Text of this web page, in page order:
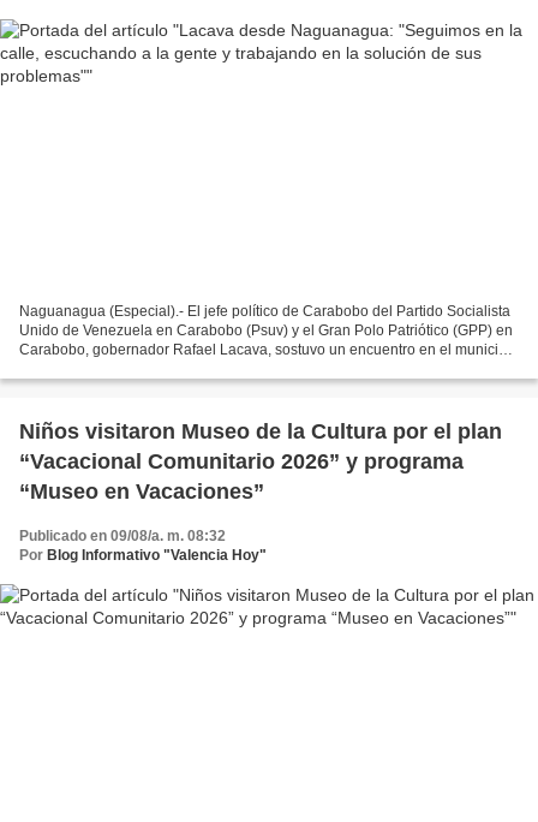
Naguanagua (Especial).- El jefe político de Carabobo del Partido Socialista
Unido de Venezuela en Carabobo (Psuv) y el Gran Polo Patriótico (GPP) en
Carabobo, gobernador Rafael Lacava, sostuvo un encuentro en el municipio
Niños visitaron Museo de la Cultura por el plan
“Vacacional Comunitario 2026” y programa
“Museo en Vacaciones”
Publicado en 09/08/a. m. 08:32
Por Blog Informativo "Valencia Hoy"